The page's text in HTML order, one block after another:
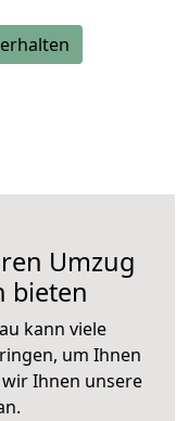
Umzug
bieten
kann viele
um Ihnen
Ihnen unsere